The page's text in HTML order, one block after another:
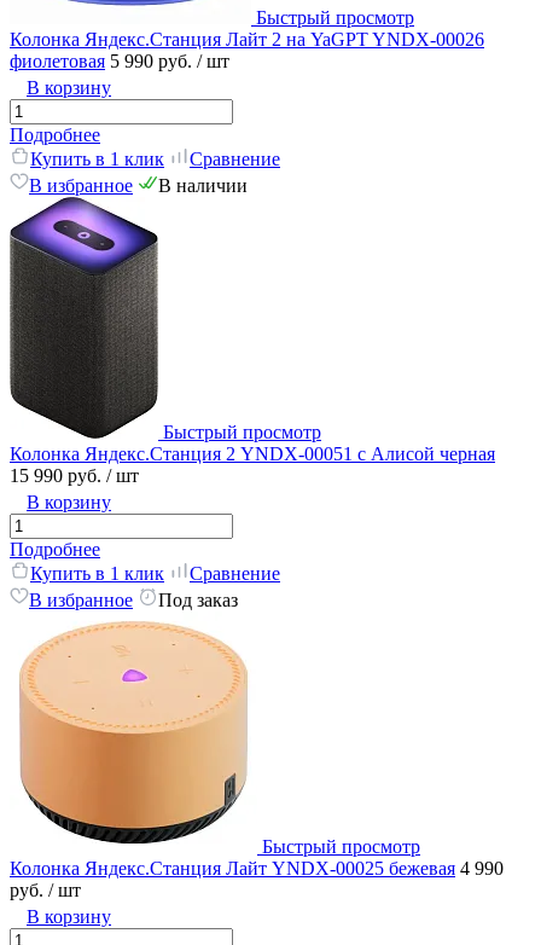
Быстрый просмотр
Колонка Яндекс.Станция Лайт 2 на YaGPT YNDX-00026
фиолетовая 5 990 руб. / шт
В корзину
Подробнее
Купить в 1 клик
Сравнение
В избранное
В наличии
Быстрый просмотр
Колонка Яндекс.Станция 2 YNDX-00051 с Алисой черная
15 990 руб. / шт
В корзину
Подробнее
Купить в 1 клик
Сравнение
В избранное
Под заказ
Быстрый просмотр
Колонка Яндекс.Станция Лайт YNDX-00025 бежевая 4 990
руб. / шт
В корзину